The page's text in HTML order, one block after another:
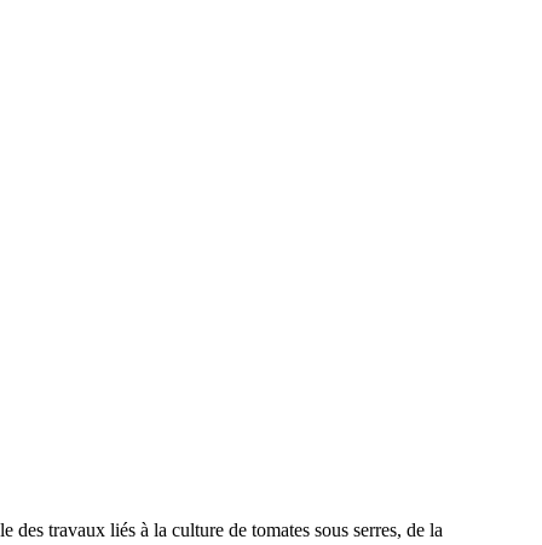
travaux liés à la culture de tomates sous serres, de la